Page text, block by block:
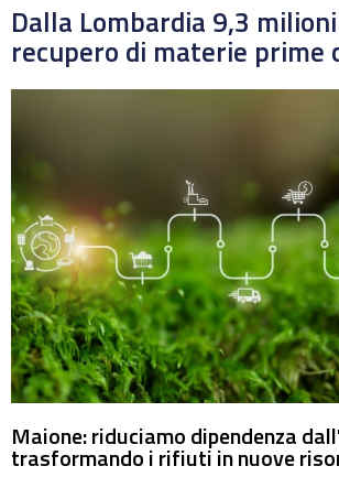
Dalla Lombardia 9,3
recupero di materie prime
Maione: riduciamo dipendenza
trasformando i rifiuti in nuove